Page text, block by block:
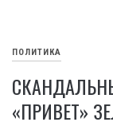
ПОЛИТИКА
«ПРИВЕТ»